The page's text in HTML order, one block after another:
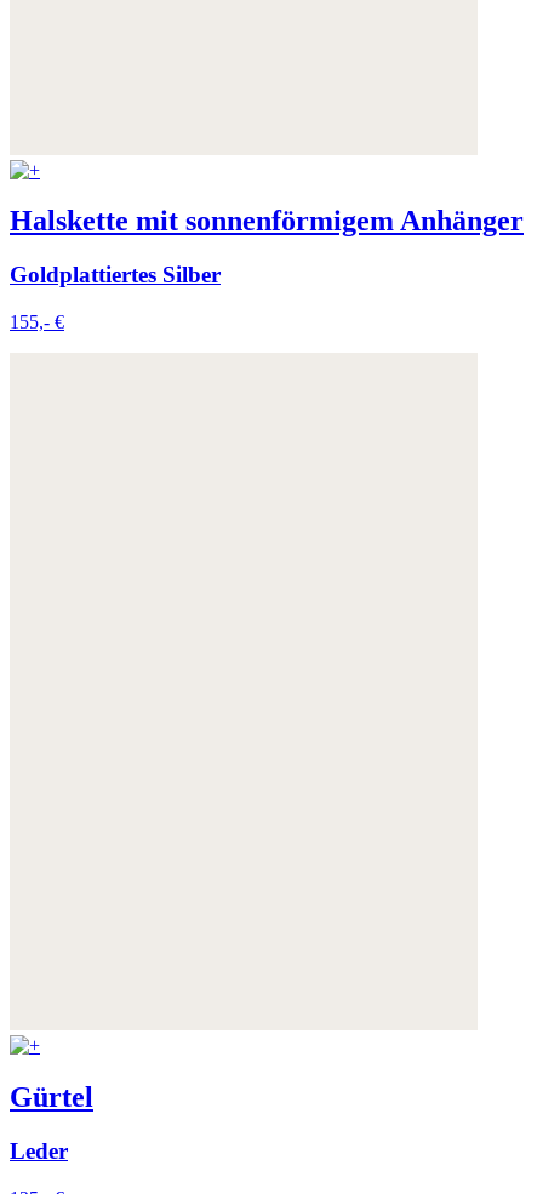
Halskette mit sonnenförmigem Anhänger
Goldplattiertes Silber
155,- €
Gürtel
Leder